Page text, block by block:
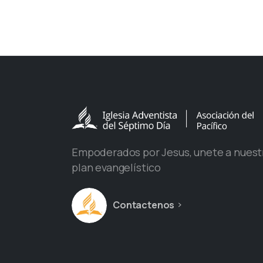
Empoderados por Jesus, unete a
plan evangelístico
Contactenos